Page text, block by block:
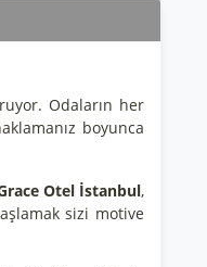
Odaların her
boyunca
Otel İstanbul,
sizi motive